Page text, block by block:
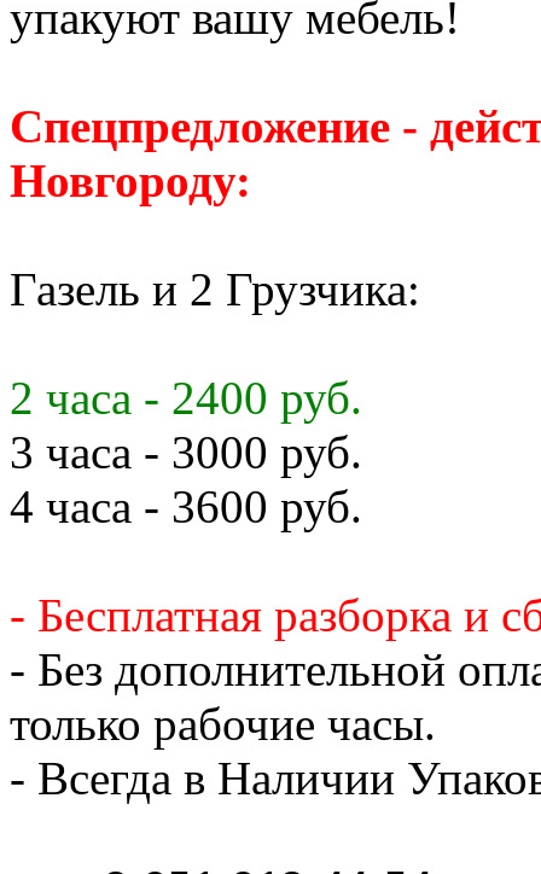
упакуют вашу мебель!
Спецпредложение -
Новгороду:
Газель и 2 Грузчика:
2 часа - 2400 руб.
3 часа - 3000 руб.
4 часа - 3600 руб.
- Бесплатная разборка и
- Без дополнительной
только рабочие часы.
- Всегда в Наличии